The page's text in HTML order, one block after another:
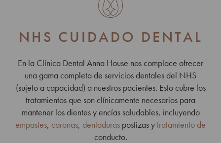
NHS CUIDADO DENTAL
En la Clínica Dental Anna House nos complace ofrecer
una gama completa de servicios dentales del NHS
(sujeto a capacidad) a nuestros pacientes. Esto cubre los
tratamientos que son clínicamente necesarios para
mantener los dientes y encías saludables, incluyendo
empastes, coronas, dentaduras postizas ytratamiento de
conducto.